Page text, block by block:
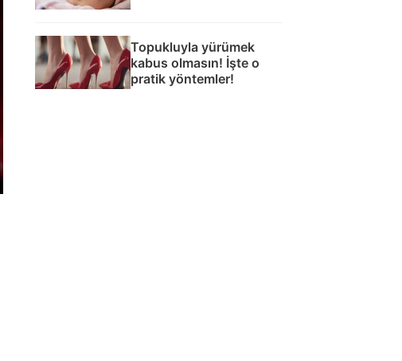
Topukluyla yürümek
kabus olmasın! İşte o
pratik yöntemler!